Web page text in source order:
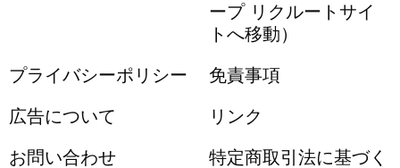
ープ リクルートサイ
トへ移動）
プライバシーポリシー 免責事項
広告について リンク
お問い合わせ
特定商取引法に基づく